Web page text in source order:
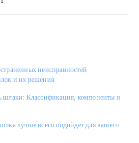
сушилке заблокирован; другая —
в сушилке слишком высокая,
оборудования внутри.
мы должны немедленно
высокая, мы должны уменьшить
неисправностей
и их решения
шлаки: Классификация, компоненты и
лучше всего подойдет для вашего